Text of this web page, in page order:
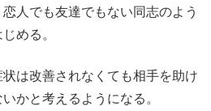
人でも友達でもない同志のよう
める。
は改善されなくても相手を助け
かと考えるようになる。